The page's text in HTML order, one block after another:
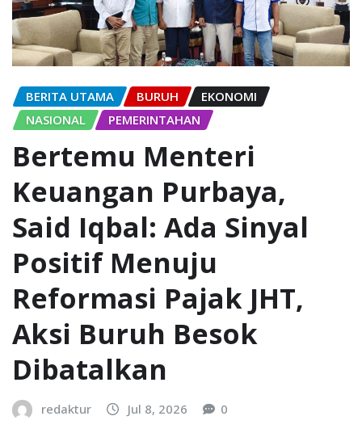
BERITA UTAMA BURUH
EKONOMI
NASIONAL
PEMERINTAHAN
Bertemu Menteri
Keuangan Purbaya,
Said Iqbal: Ada Sinyal
Positif Menuju
Reformasi Pajak JHT,
Aksi Buruh Besok
Dibatalkan
redaktur Jul 8, 2026 0